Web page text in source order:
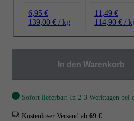
6,95 €
139,00 € / kg
11,49 €
114,90 € /
In den Warenkorb
Sofort lieferbar: In 2-3 Werktagen bei
Kostenloser Versand ab 69 €